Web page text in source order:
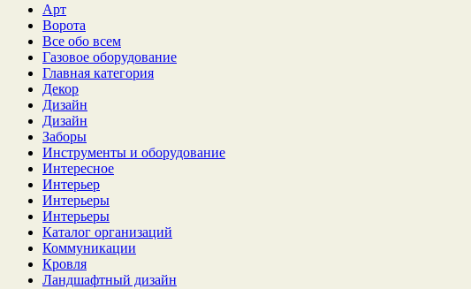
Арт
Ворота
Все обо всем
Газовое оборудование
Главная категория
Декор
Дизайн
Дизайн
Заборы
Инструменты и оборудование
Интересное
Интерьер
Интерьеры
Интерьеры
Каталог организаций
Коммуникации
Кровля
Ландшафтный дизайн